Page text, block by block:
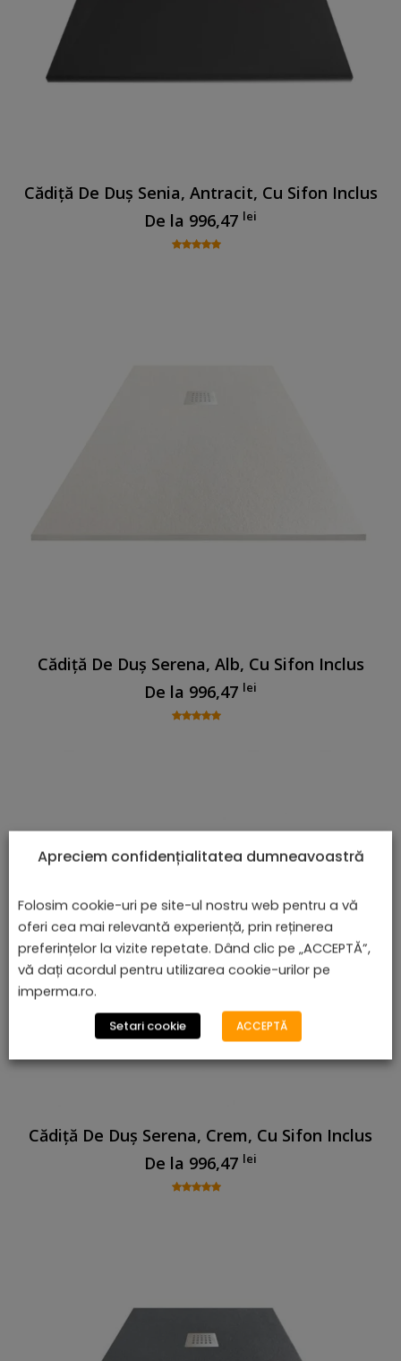
Cădiță De Duș Senia, Antracit, Cu Sifon Inclus
De la 996,47 lei
Cădiță De Duș Serena, Alb, Cu Sifon Inclus
De la 996,47 lei
Cădiță De Duș Serena, Crem, Cu Sifon Inclus
De la 996,47 lei
Apreciem confidențialitatea dumneavoastră
Folosim cookie-uri pe site-ul nostru web pentru a vă
oferi cea mai relevantă experiență, prin reținerea
preferințelor la vizite repetate. Dând clic pe „ACCEPTĂ”,
vă dați acordul pentru utilizarea cookie-urilor pe
imperma.ro.
Setari cookie ACCEPTĂ